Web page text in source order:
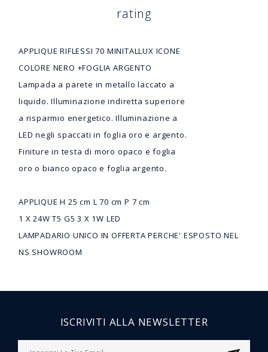
rating
APPLIQUE RIFLESSI 70 MINITALLUX ICONE
COLORE NERO +FOGLIA ARGENTO
Lampada a parete in metallo laccato a
liquido. Illuminazione indiretta superiore
a risparmio energetico. Illuminazione a
LED negli spaccati in foglia oro e argento.
Finiture in testa di moro opaco e foglia
oro o bianco opaco e foglia argento.
APPLIQUE H 25 cm L 70 cm P 7 cm
1 X 24W T5 G5 3 X 1W LED
LAMPADARIO UNICO IN OFFERTA PERCHE' ESPOSTO NEL
NS SHOWROOM
ISCRIVITI ALLA NEWSLETTER